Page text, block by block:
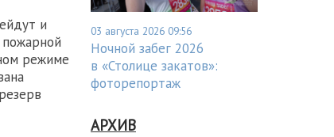
и
режиме
03 августа 2026 09:56
Ночной забег 2026
в «Столице закатов»:
фоторепортаж
АРХИВ